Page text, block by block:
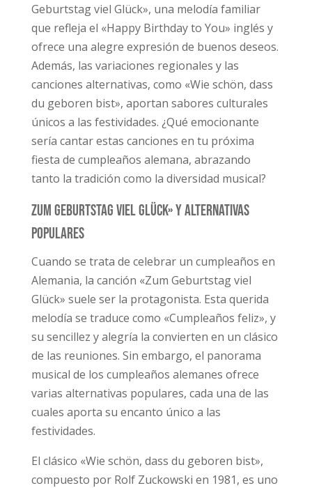
Geburtstag viel Glück», una melodía familiar
que refleja el «Happy Birthday to You» inglés y
ofrece una alegre expresión de buenos deseos.
Además, las variaciones regionales y las
canciones alternativas, como «Wie schön, dass
du geboren bist», aportan sabores culturales
únicos a las festividades. ¿Qué emocionante
sería cantar estas canciones en tu próxima
fiesta de cumpleaños alemana, abrazando
tanto la tradición como la diversidad musical?
Zum Geburtstag viel Glück» y alternativas
populares
Cuando se trata de celebrar un cumpleaños en
Alemania, la canción «Zum Geburtstag viel
Glück» suele ser la protagonista. Esta querida
melodía se traduce como «Cumpleaños feliz», y
su sencillez y alegría la convierten en un clásico
de las reuniones. Sin embargo, el panorama
musical de los cumpleaños alemanes ofrece
varias alternativas populares, cada una de las
cuales aporta su encanto único a las
festividades.
El clásico «Wie schön, dass du geboren bist»,
compuesto por Rolf Zuckowski en 1981, es uno